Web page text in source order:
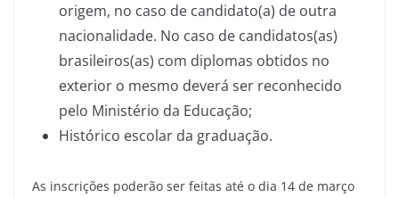
origem, no caso de candidato(a) de outra
nacionalidade. No caso de candidatos(as)
brasileiros(as) com diplomas obtidos no
exterior o mesmo deverá ser reconhecido
pelo Ministério da Educação;
Histórico escolar da graduação.
As inscrições poderão ser feitas até o dia 14 de março